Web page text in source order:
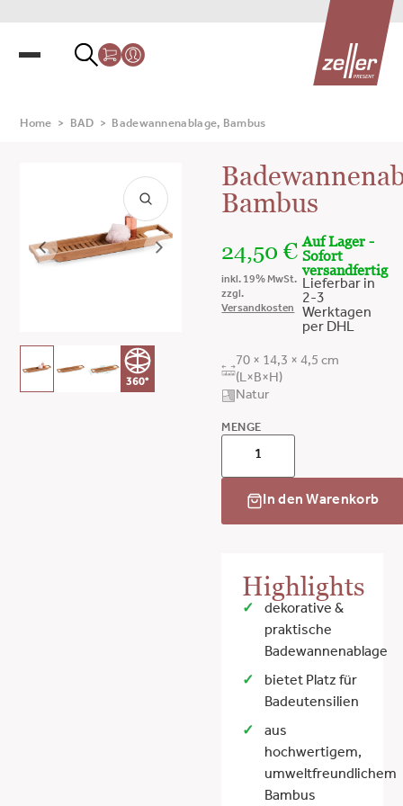
Home > BAD > Badewannenablage, Bambus
360°
Bambus
24,50€
inkl. 19% MwSt.
zzgl.
Versandkosten
Auf Lager -
Sofort
versandfertig
Lieferbar in
2-3
Werktagen
per DHL
70 × 14,3 × 4,5 cm
(L×B×H)
Natur
MENGE
In den Warenkorb
Highlights
dekorative &
praktische
Badewannenablage
bietet Platz für
Badeutensilien
aus
hochwertigem,
umweltfreundlichem
Bambus